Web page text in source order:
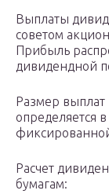
Выплаты
советом
Прибыль
дивидендной
Размер
определяется
Расчет
бумагам: